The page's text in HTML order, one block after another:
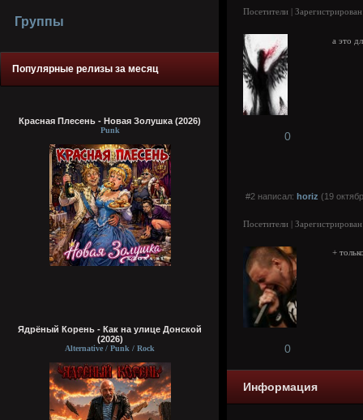
Группы
Популярные релизы за месяц
Красная Плесень - Новая Золушка (2026)
Punk
Ядрёный Корень - Как на улице Донской
(2026)
Alternative / Punk / Rock
Посетители |
а это
0
#2 написал: horiz (19
Посетители |
+
0
Информация